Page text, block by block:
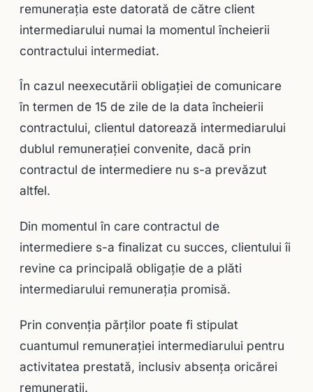
remuneraţia este datorată de către client
intermediarului numai la momentul încheierii
contractului intermediat.
În cazul neexecutării obligaţiei de comunicare
în termen de 15 de zile de la data încheierii
contractului, clientul datorează intermediarului
dublul remuneraţiei convenite, dacă prin
contractul de intermediere nu s-a prevăzut
altfel.
Din momentul în care contractul de
intermediere s-a finalizat cu succes, clientului îi
revine ca principală obligaţie de a plăti
intermediarului remuneraţia promisă.
Prin convenţia părţilor poate fi stipulat
cuantumul remuneraţiei intermediarului pentru
activitatea prestată, inclusiv absenţa oricărei
remuneraţii.